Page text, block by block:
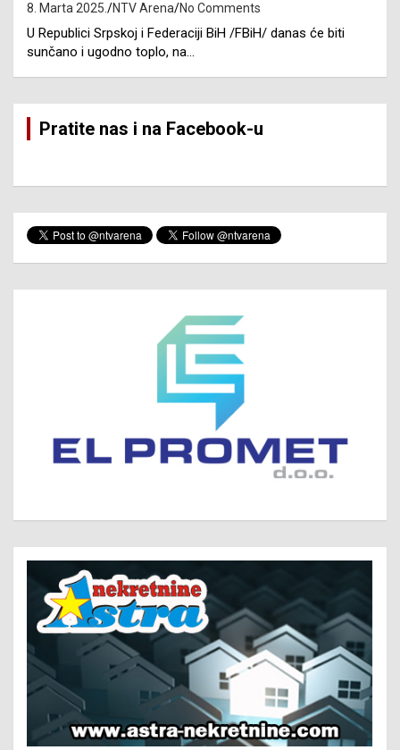
8. Marta 2025. NTV Arena No Comments
U Republici Srpskoj i Federaciji BiH /FBiH/ danas će biti
sunčano i ugodno toplo, na…
Pratite nas i na Facebook-u